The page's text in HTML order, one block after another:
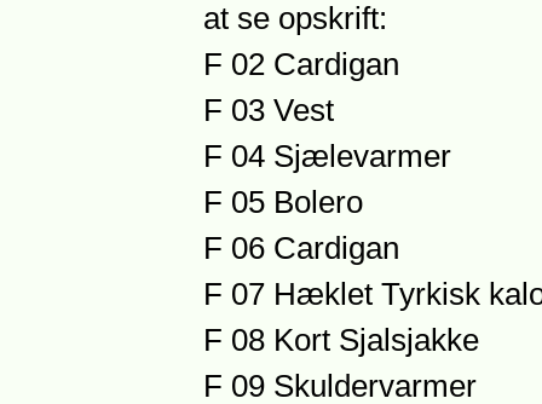
at se opskrift:
F 02 Cardigan
F 03 Vest
F 04 Sjælevarmer
F 05 Bolero
F 06 Cardigan
F 07 Hæklet Tyrkisk
F 08 Kort Sjalsjakke
F 09 Skuldervarmer